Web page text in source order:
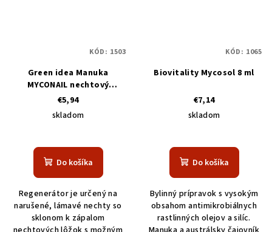
Green idea Manuka
MYCONAIL nechtový
regenerátor 10 ml
€5,94
skladom
Do košíka
Regenerátor je určený na
narušené, lámavé nechty so
sklonom k zápalom
KÓD: 1503
Biovitality Mycosol 8 ml
€7,14
skladom
Do košíka
Bylinný prípravok s vysokým
obsahom antimikrobiálnych
rastlinných olejov a silíc.
KÓD: 1065